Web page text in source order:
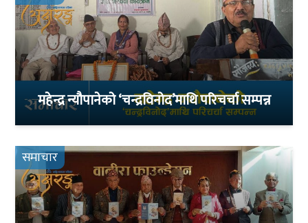
महेन्द्र न्यौपानेको ‘चन्द्रविनोद’माथि परिचर्चा सम्पन्न
समाचार